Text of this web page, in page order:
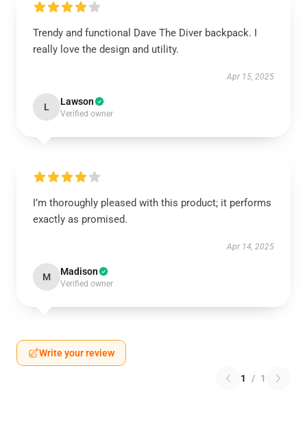
Trendy and functional Dave The Diver backpack. I
really love the design and utility.
Apr 15, 2025
L Lawson
Verified owner
I’m thoroughly pleased with this product; it performs
exactly as promised.
Apr 14, 2025
M Madison
Verified owner
Write your review
1 / 1